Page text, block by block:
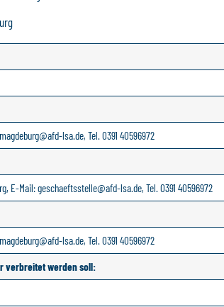
lsa.de, Tel. 0391 40596972
E-Mail: geschaeftsstelle@afd-lsa.de, Tel. 0391 40596972
lsa.de, Tel. 0391 40596972
verbreitet werden soll: